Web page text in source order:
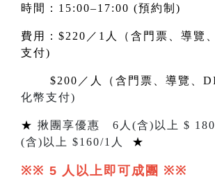
時間：15:00–17:00 (預約制)
費用：$220／1人（含門票、導覽
支付)
$200 ／人（含門票、導覽、
化幣支付)
★ 揪團享優惠 6 人 (含) 以上 $
(含) 以上 $160/1人 ★
※※ 5 人以上即可成團 ※※